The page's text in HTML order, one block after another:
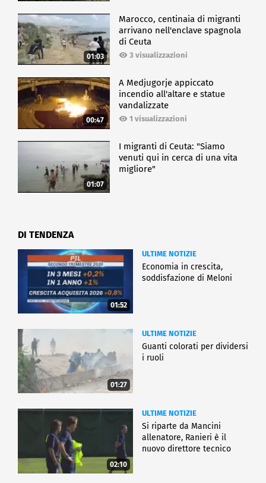
01:03
Marocco, centinaia di migranti
arrivano nell'enclave spagnola
di Ceuta
3 visualizzazioni
00:47
A Medjugorje appiccato
incendio all'altare e statue
vandalizzate
1 visualizzazioni
01:07
I migranti di Ceuta: "Siamo
venuti qui in cerca di una vita
migliore"
DI TENDENZA
01:52
ULTIME NOTIZIE
Economia in crescita,
soddisfazione di Meloni
01:27
ULTIME NOTIZIE
Guanti colorati per dividersi
i ruoli
02:10
ULTIME NOTIZIE
Si riparte da Mancini
allenatore, Ranieri è il
nuovo direttore tecnico